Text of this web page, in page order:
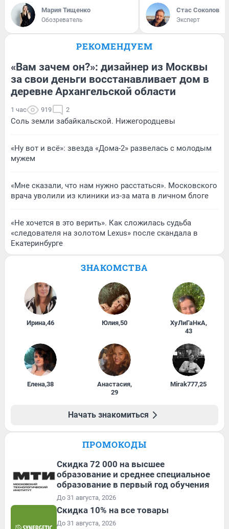
Мария Тищенко
Обозреватель
Стас Соколов
Эксперт
РЕКОМЕНДУЕМ
«Вам зачем он?»: дизайнер из Москвы
за свои деньги восстанавливает дом в
деревне Архангельской области
1 час 919 2
Соль земли забайкальской. Нижегородцевы
«Ну вот и всё»: звезда «Дома-2» развелась с молодым
мужем
«Мне сказали, что нам нужно расстаться». Московского
врача уволили из клиники из-за мата в личном блоге
«Не хочется в это верить». Как сложилась судьба
«следователя на золотом Lexus» после скандала в
Екатеринбурге
ЗНАКОМСТВА
Ирина,46 Юлия,50 ХуЛиГаНкА,
43
Елена,38 Анастасия,
29
Mirak777,25
Начать знакомиться
ПРОМОКОДЫ
Скидка 72 000 на высшее
образование и среднее специальное
образование в первый год обучения
До 31 августа, 2026
Скидка 10% на все товары
До 31 августа, 2026